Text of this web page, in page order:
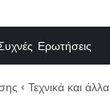
Ερωτήσεις
‹ Τεχνικά και άλλα